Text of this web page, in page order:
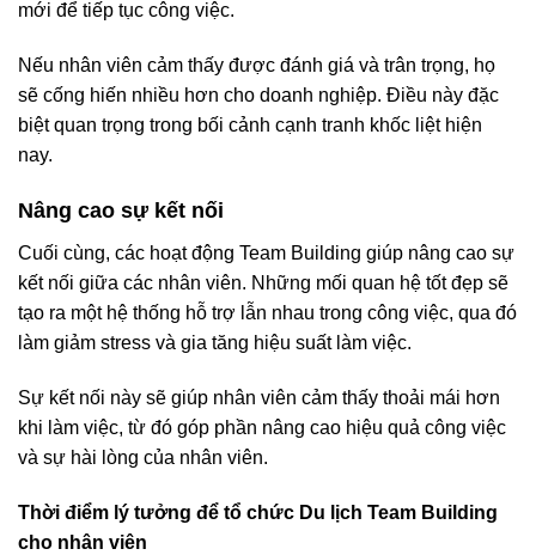
mới để tiếp tục công việc.
Nếu nhân viên cảm thấy được đánh giá và trân trọng, họ
sẽ cống hiến nhiều hơn cho doanh nghiệp. Điều này đặc
biệt quan trọng trong bối cảnh cạnh tranh khốc liệt hiện
nay.
Nâng cao sự kết nối
Cuối cùng, các hoạt động Team Building giúp nâng cao sự
kết nối giữa các nhân viên. Những mối quan hệ tốt đẹp sẽ
tạo ra một hệ thống hỗ trợ lẫn nhau trong công việc, qua đó
làm giảm stress và gia tăng hiệu suất làm việc.
Sự kết nối này sẽ giúp nhân viên cảm thấy thoải mái hơn
khi làm việc, từ đó góp phần nâng cao hiệu quả công việc
và sự hài lòng của nhân viên.
Thời điểm lý tưởng để tổ chức Du lịch Team Building
cho nhân viên